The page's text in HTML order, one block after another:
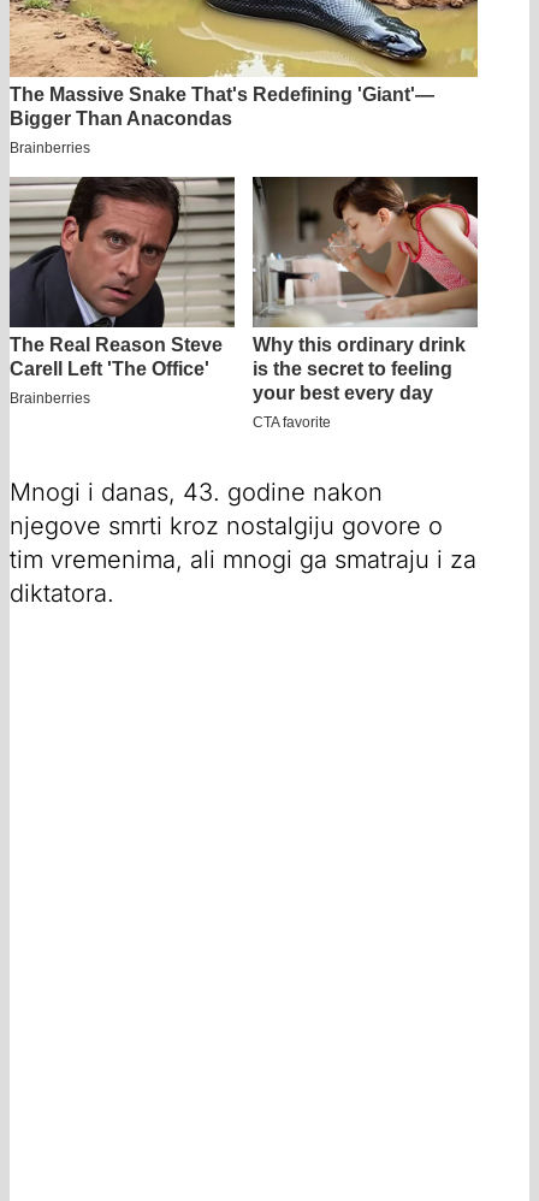
Mnogi i danas, 43. godine nakon
njegove smrti kroz nostalgiju govore o
tim vremenima, ali mnogi ga smatraju i za
diktatora.